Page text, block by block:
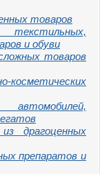
товаров
и обуви
товаров
косметических
драгоценных
препаратов и